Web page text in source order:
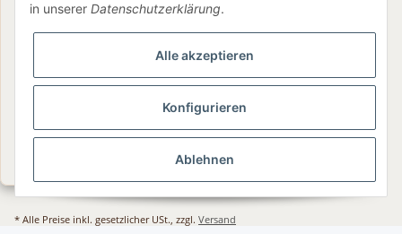
Informationen
Service
Folge uns
* Alle Preise inkl. gesetzlicher USt., zzgl. Versand
in unserer Datenschutzerklärung.
Alle akzeptieren
Konfigurieren
Ablehnen